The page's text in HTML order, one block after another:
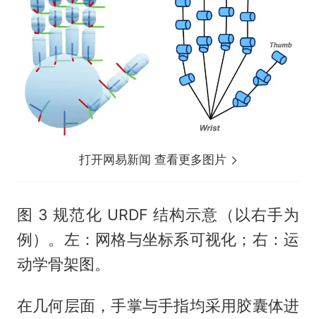
打开网易新闻 查看更多图片
图 3 规范化 URDF 结构示意（以右手为
例）。左：网格与坐标系可视化；右：运
动学骨架图。
在几何层面，手掌与手指均采用胶囊体进